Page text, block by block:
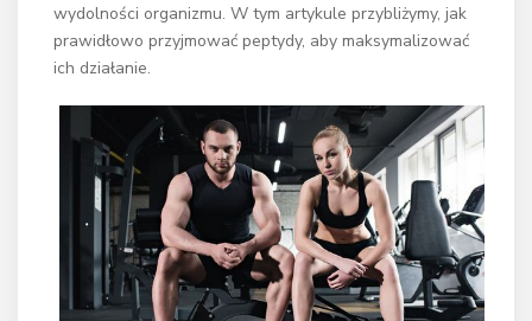
wydolności organizmu. W tym artykule przybliżymy, jak
prawidłowo przyjmować peptydy, aby maksymalizować
ich działanie.